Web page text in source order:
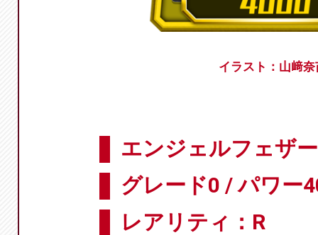
イラスト：山﨑奈
エンジェルフェザ
グレード0 / パワー
レアリティ：R